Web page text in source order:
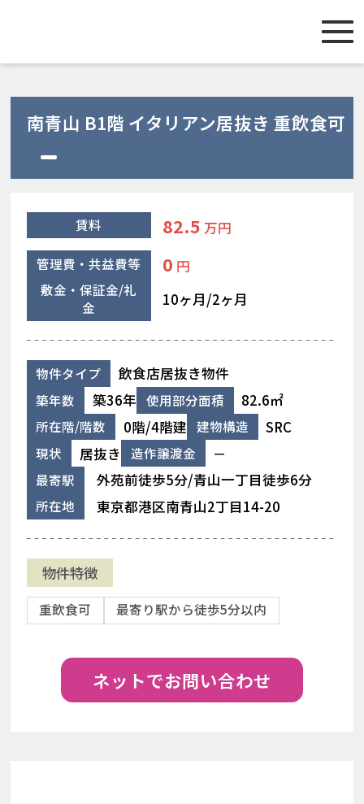
南青山 B1階 イタリアン居抜き 重飲食可
賃料 82.5 万円
管理費・共益費等 0 円
敷金・保証金/礼
金
10ヶ月/2ヶ月
物件タイプ 飲食店居抜き物件
築年数 築36年 使用部分面積 82.6㎡
所在階/階数 0階/4階建 建物構造 SRC
現状 居抜き 造作譲渡金 －
最寄駅 外苑前徒歩5分/青山一丁目徒歩6分
所在地 東京都港区南青山2丁目14-20
物件特徴
重飲食可 最寄り駅から徒歩5分以内
ネットでお問い合わせ